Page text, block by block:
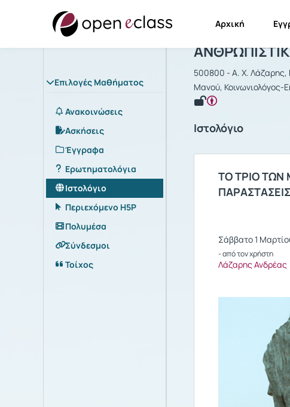
Αρχική
Επιλογές Μαθήματος
Ανακοινώσεις
Ασκήσεις
Έγγραφα
Ερωτηματολόγια
Ιστολόγιο
Περιεχόμενο H5P
Πολυμέσα
Σύνδεσμοι
Τοίχος
Μάθημα :
500800 - Α. Χ. Λάζαρης,
Μανού, Κοινωνιολόγος-
Ιστολόγιο
ΤΟ ΤΡΙΟ
Σάββατο 1
- από τον χρήστη
Λάζαρης Ανδρέας